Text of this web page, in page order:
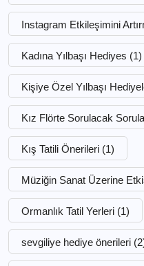
Instagram Etkileşimini
Kadına Yılbaşı Hediyes (1)
Kişiye Özel Yılbaşı
Kız Flörte Sorulacak
Kış Tatili Önerileri (1)
Müziğin Sanat Üzerine
Ormanlık Tatil Yerleri (1)
sevgiliye hediye önerileri